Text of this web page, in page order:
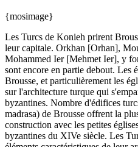
{mosimage}
Les Turcs de Konieh prirent
leur capitale. Orkhan [Orhan],
Mohammed Ier [Mehmet Ier], y
sont encore en partie debout. Les
Brousse, et particulièrement les
sur l'architecture turque qui
byzantines. Nombre d'édifices
madrasa) de Brousse offrent la
construction avec les petites
byzantines du XIVe siècle. Les